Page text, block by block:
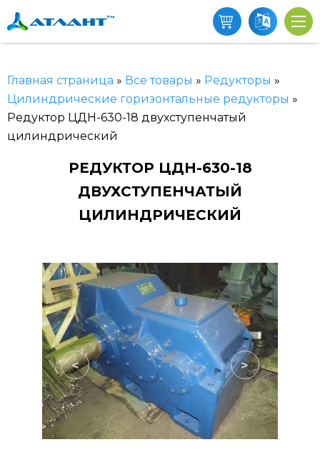
Главная страница » Все товары » Редукторы »
Цилиндрические горизонтальные редукторы »
Редуктор ЦДН-630-18 двухступенчатый
цилиндрический
РЕДУКТОР ЦДН-630-18
ДВУХСТУПЕНЧАТЫЙ
ЦИЛИНДРИЧЕСКИЙ
< >